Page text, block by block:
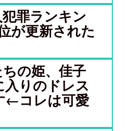
犯罪ランキン
が更新された
ちの姫、佳子
入りのドレス
←コレは可愛